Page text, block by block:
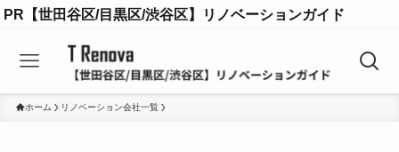
PR【世田谷区/目黒区/渋谷区】リノベーションガイド
ホーム リノベーション会社一覧